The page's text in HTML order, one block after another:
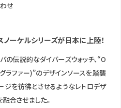
せ
ーケルシリーズが日本に上陸！
伝説的なダイバーズウォッチ、“O
ファー)”のデザインソースを踏襲
ジを彷彿とさせるようなレトロデザ
合させました。